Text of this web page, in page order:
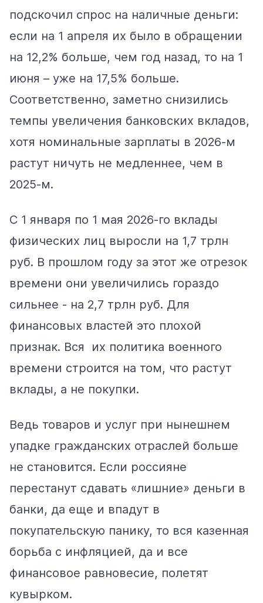
подскочил спрос на наличные деньги:
если на 1 апреля их было в обращении
на 12,2% больше, чем год назад, то на 1
июня – уже на 17,5% больше.
Соответственно, заметно снизились
темпы увеличения банковских вкладов,
хотя номинальные зарплаты в 2026-м
растут ничуть не медленнее, чем в
2025-м.
С 1 января по 1 мая 2026-го вклады
физических лиц выросли на 1,7 трлн
руб. В прошлом году за этот же отрезок
времени они увеличились гораздо
сильнее - на 2,7 трлн руб. Для
финансовых властей это плохой
признак. Вся их политика военного
времени строится на том, что растут
вклады, а не покупки.
Ведь товаров и услуг при нынешнем
упадке гражданских отраслей больше
не становится. Если россияне
перестанут сдавать «лишние» деньги в
банки, да еще и впадут в
покупательскую панику, то вся казенная
борьба с инфляцией, да и все
финансовое равновесие, полетят
кувырком.